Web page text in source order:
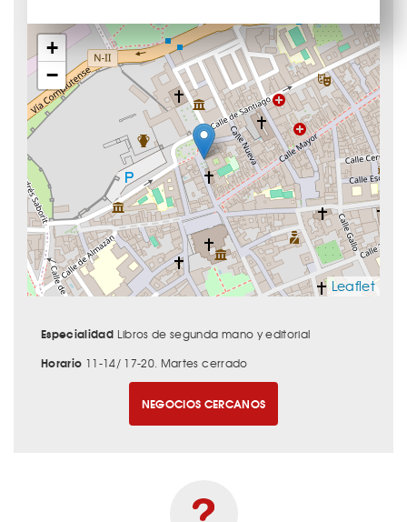
+
−
Leaflet
Especialidad Libros de segunda mano y editorial
Horario 11-14/ 17-20. Martes cerrado
NEGOCIOS CERCANOS